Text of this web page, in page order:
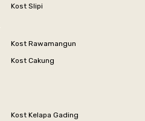
Kost Slipi
Kost Rawamangun
Kost Cakung
Kost Kelapa Gading